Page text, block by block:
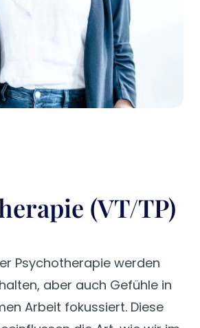
(VT/TP)
Psychotherapie werden
aber auch Gefühle in
Arbeit fokussiert. Diese